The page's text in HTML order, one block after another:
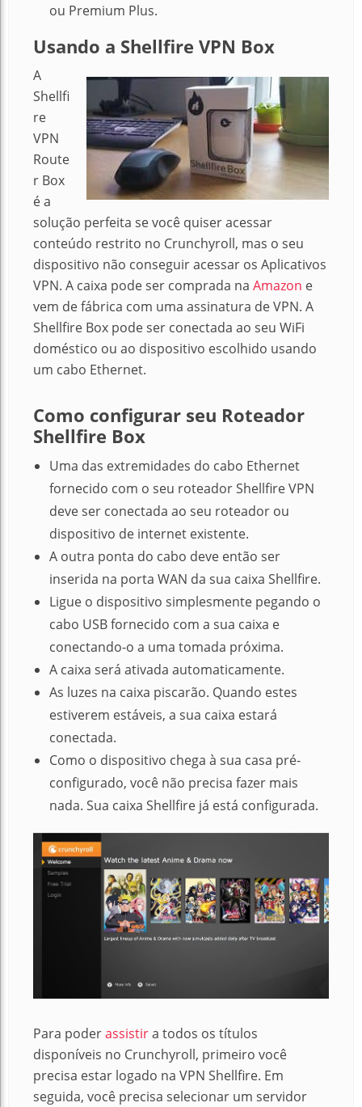
ou Premium Plus.
Usando a Shellfire VPN Box
A
Shellfi
re
VPN
Route
r Box
é a
solução perfeita se você quiser acessar
conteúdo restrito no Crunchyroll, mas o seu
dispositivo não conseguir acessar os Aplicativos
VPN. A caixa pode ser comprada na Amazon e
vem de fábrica com uma assinatura de VPN. A
Shellfire Box pode ser conectada ao seu WiFi
doméstico ou ao dispositivo escolhido usando
um cabo Ethernet.
Como configurar seu Roteador
Shellfire Box
Uma das extremidades do cabo Ethernet
fornecido com o seu roteador Shellfire VPN
deve ser conectada ao seu roteador ou
dispositivo de internet existente.
A outra ponta do cabo deve então ser
inserida na porta WAN da sua caixa Shellfire.
Ligue o dispositivo simplesmente pegando o
cabo USB fornecido com a sua caixa e
conectando-o a uma tomada próxima.
A caixa será ativada automaticamente.
As luzes na caixa piscarão. Quando estes
estiverem estáveis, a sua caixa estará
conectada.
Como o dispositivo chega à sua casa pré-
configurado, você não precisa fazer mais
nada. Sua caixa Shellfire já está configurada.
Para poderassistira todos os títulos
disponíveis no Crunchyroll, primeiro você
precisa estar logado na VPN Shellfire. Em
seguida, você precisa selecionar um servidor